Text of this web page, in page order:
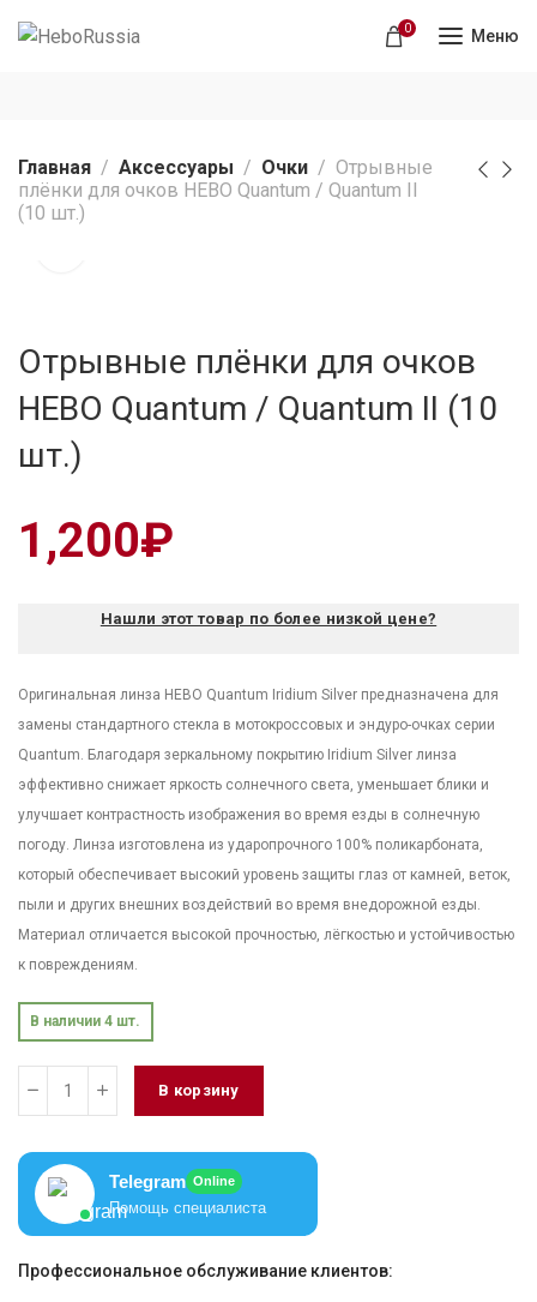
0 Меню
Главная Аксессуары Очки
Отрывные
плёнки для очков HEBO Quantum / Quantum II
(10 шт.)
Отрывные плёнки для очков
HEBO Quantum / Quantum II (10
шт.)
1,200₽
Нашли этот товар по более низкой цене?
Оригинальная линза HEBO Quantum Iridium Silver предназначена для
замены стандартного стекла в мотокроссовых и эндуро-очках серии
Quantum. Благодаря зеркальному покрытию Iridium Silver линза
эффективно снижает яркость солнечного света, уменьшает блики и
улучшает контрастность изображения во время езды в солнечную
погоду. Линза изготовлена из ударопрочного 100% поликарбоната,
который обеспечивает высокий уровень защиты глаз от камней, веток,
пыли и других внешних воздействий во время внедорожной езды.
Материал отличается высокой прочностью, лёгкостью и устойчивостью
к повреждениям.
В наличии 4 шт.
В корзину
Telegram Online
Помощь специалиста
Профессиональное обслуживание клиентов: